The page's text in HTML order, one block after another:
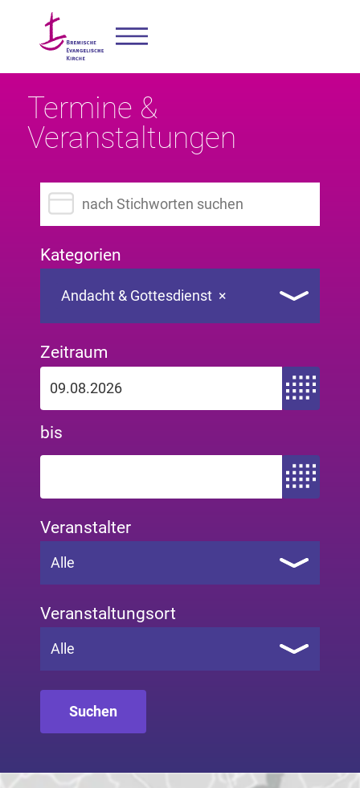
Termine &
Veranstaltungen
Suchbegriff eingeben
Kategorien
×
Andacht & Gottesdienst
Zeitraum
Zeitraum von
bis
Zeitraum bis
Veranstalter
Alle
Veranstaltungsort
Alle